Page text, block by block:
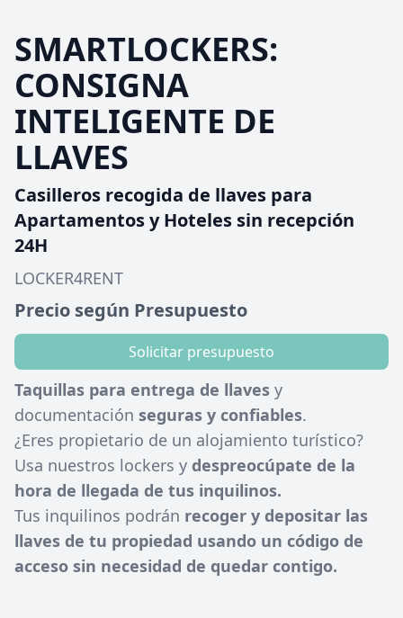
SMARTLOCKERS:
CONSIGNA
INTELIGENTE DE
LLAVES
Casilleros recogida de llaves para
Apartamentos y Hoteles sin recepción
24H
LOCKER4RENT
Precio según Presupuesto
Solicitar presupuesto
Taquillas para entrega de llaves y
documentación seguras y confiables.
¿Eres propietario de un alojamiento turístico?
Usa nuestros lockers y despreocúpate de la
hora de llegada de tus inquilinos.
Tus inquilinos podrán recoger y depositar las
llaves de tu propiedad usando un código de
acceso sin necesidad de quedar contigo.